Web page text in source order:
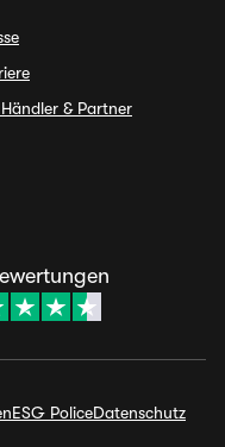
& Partner
ESG PoliceDatenschutz